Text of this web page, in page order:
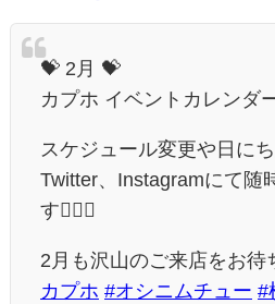
💝 2月 💝
カプホ イベントカレンダ
スケジュール変更や日に
Twitter、Instagramにて随
す☝🏻🤓
2月も沢山のご来店をお待
カプホ #オシニムチュー #